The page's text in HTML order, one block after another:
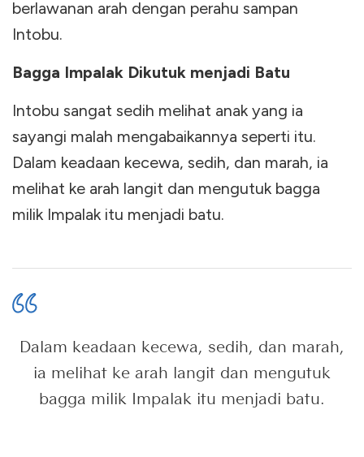
berlawanan arah dengan perahu sampan
Intobu.
Bagga Impalak Dikutuk menjadi Batu
Intobu sangat sedih melihat anak yang ia
sayangi malah mengabaikannya seperti itu.
Dalam keadaan kecewa, sedih, dan marah, ia
melihat ke arah langit dan mengutuk bagga
milik Impalak itu menjadi batu.
Dalam keadaan kecewa, sedih, dan marah,
ia melihat ke arah langit dan mengutuk
bagga milik Impalak itu menjadi batu.